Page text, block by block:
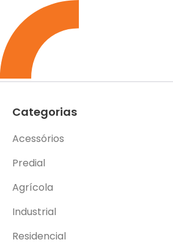
Categorias
Acessórios
Predial
Agrícola
Industrial
Residencial